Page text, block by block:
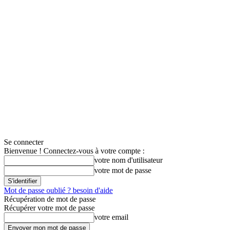
Se connecter
Bienvenue ! Connectez-vous à votre compte :
votre nom d'utilisateur
votre mot de passe
Mot de passe oublié ? besoin d'aide
Récupération de mot de passe
Récupérer votre mot de passe
votre email